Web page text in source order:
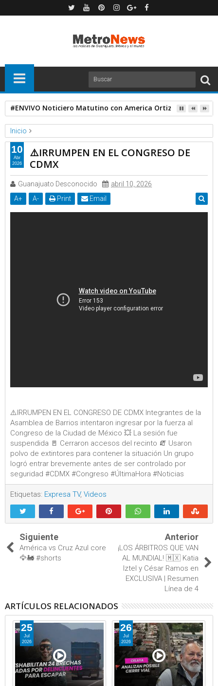
#ENVIVO Noticiero Matutino con America Ortiz
Inicio
Expresa TV
Videos
⚠️IRRUMPEN EN EL CONGRESO DE CDMX
⚠️IRRUMPEN EN EL CONGRESO DE
CDMX
Guanajuato Desconocido
abril 10, 2026
A+ A- Print Email
⚠️IRRUMPEN EN EL CONGRESO DE CDMX Integrantes de la
Asamblea de Barrios intentaron ingresar por la fuerza al
Congreso de la Ciudad de México 💥 La sesión fue
suspendida 🚪 Cerraron accesos del recinto 🧯 Usaron
polvo de extintores para contener la situación Un grupo
logró entrar brevemente antes de ser controlado por
seguridad #CDMX #Congreso #ÚltimaHora #Noticias
Etiquetas: Expresa TV, Videos
10
Abr
2026
Siguiente
América vs Cruz Azul core
🦅🚂 #shorts
Anterior
¡LOS ÁRBITROS QUE VAN
AL MUNDIAL! 🇲🇽 Katia
Iztel y César Ramos en
EXCLUSIVA | Resumen
Línea de 4
ARTÍCULOS RELACIONADOS
25
Jul
2026
26
Jul
2026